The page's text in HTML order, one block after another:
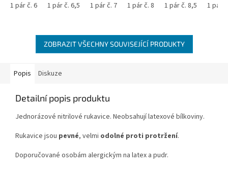
1 pár č. 6 1 pár č. 6,5 1 pár č. 7 1 pár č. 8 1 pár č. 8,5 1 pár
ZOBRAZIT VŠECHNY SOUVISEJÍCÍ PRODUKTY
Popis Diskuze
Detailní popis produktu
Jednorázové nitrilové rukavice. Neobsahují latexové bílkoviny.
Rukavice jsou pevné, velmi odolné proti protržení.
Doporučované osobám alergickým na latex a pudr.